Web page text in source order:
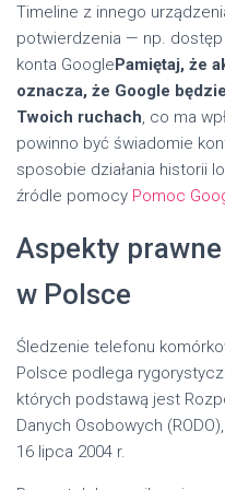
Timeline z innego
potwierdzenia — np.
konta GooglePamiętaj, że
oznacza, że Google
Twoich ruchach, co ma
powinno być świadomie
sposobie działania historii
źródle pomocy Pomoc
Aspekty
w Polsce
Śledzenie telefonu
Polsce podlega
których podstawą jest
Danych Osobowych
16 lipca 2004 r.